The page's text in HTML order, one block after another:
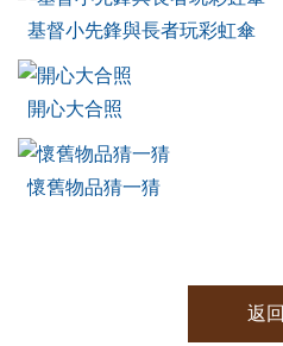
基督小先鋒與長者玩彩虹傘
開心大合照
懷舊物品猜一猜
返回